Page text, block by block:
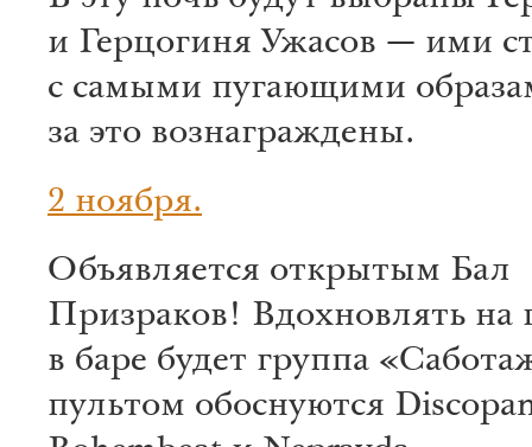
и Герцогиня Ужасов — ими
с самыми пугающими
за это вознаграждены.
2 ноября.
Объявляется открытым Бал
Призраков! Вдохновлять на
в баре будет группа
пультом обоснуются